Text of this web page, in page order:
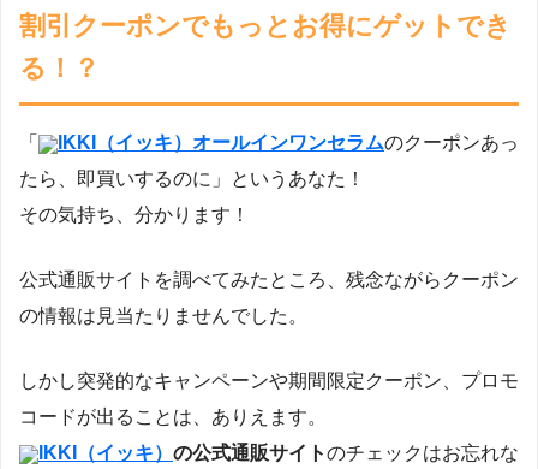
割引クーポンでもっとお得にゲットでき
る！？
「 IKKI（イッキ）オールインワンセラムのクーポンあっ
たら、即買いするのに」というあなた！
その気持ち、分かります！
公式通販サイトを調べてみたところ、残念ながらクーポン
の情報は見当たりませんでした。
しかし突発的なキャンペーンや期間限定クーポン、プロモ
コードが出ることは、ありえます。
IKKI（イッキ） の公式通販サイトのチェックはお忘れな